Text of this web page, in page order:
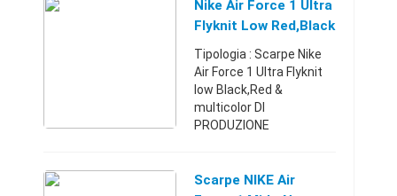
flyknit uomo grigie alte,
taglia 44 usate 1 sola
Nike Air Force 1 Ultra
Flyknit Low Red,black
& Multicolor.
Tipologia : Scarpe Nike
Air Force 1 Ultra Flyknit
low Black,Red &
multicolor DI
PRODUZIONE
modelli Nike,Adidas ecc
Scarpe NIKE Air